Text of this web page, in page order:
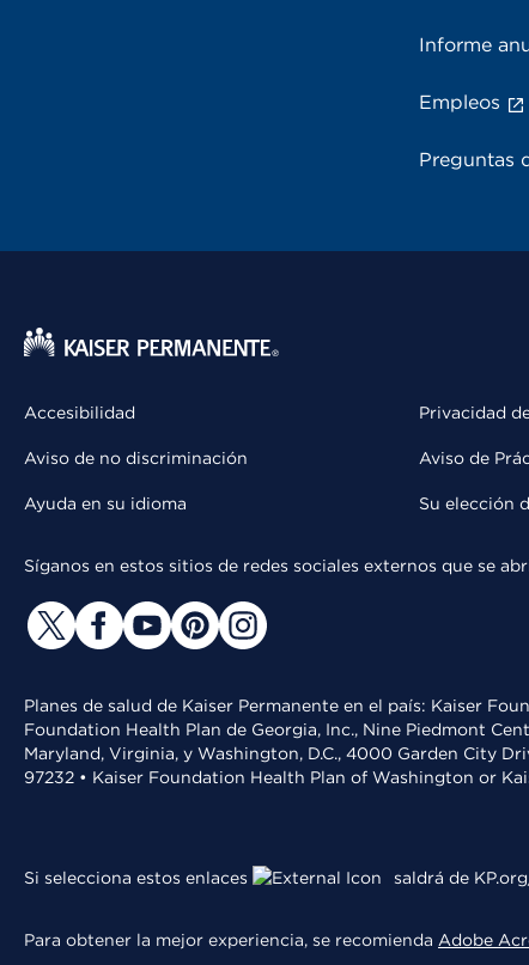
Informe
Empleos
Preguntas
Accesibilidad
Aviso de no discriminación
Ayuda en su idioma
Privacidad
Aviso de
Su elección
Síganos en estos sitios de redes sociales externos que se
Planes de salud de Kaiser Permanente en el país: Kaiser
Foundation Health Plan de Georgia, Inc., Nine Piedmont
Maryland, Virginia, y Washington, D.C., 4000 Garden City
97232 • Kaiser Foundation Health Plan of Washington or
Si selecciona estos enlaces saldrá de
Para obtener la mejor experiencia, se recomienda Adobe